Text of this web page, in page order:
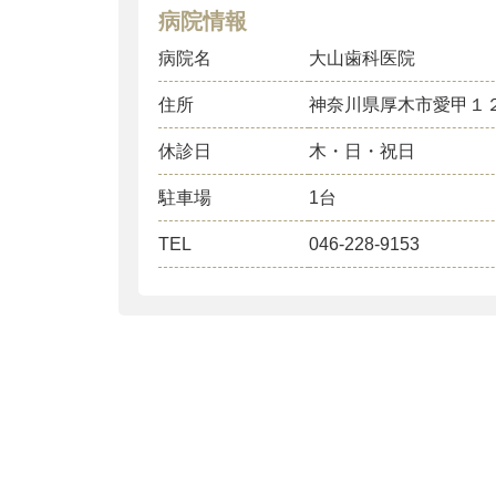
病院情報
病院名 大山歯科医院
住所 神奈川県厚木市愛甲１
休診日 木・日・祝日
駐車場 1台
TEL 046-228-9153